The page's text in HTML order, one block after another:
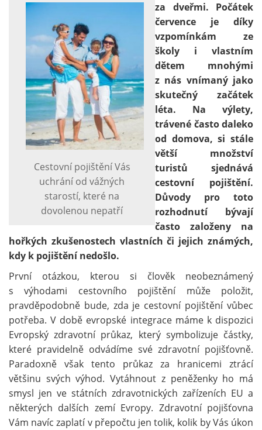
Cestovní pojištění Vás
uchrání od vážných
starostí, které na
dovolenou nepatří
za dveřmi. Počátek
července je díky
vzpomínkám ze
školy i vlastním
dětem mnohými
z nás vnímaný jako
skutečný začátek
léta. Na výlety,
trávené často daleko
od domova, si stále
větší množství
turistů sjednává
cestovní pojištění.
Důvody pro toto
rozhodnutí bývají
často založeny na
hořkých zkušenostech vlastních či jejich známých,
kdy k pojištění nedošlo.
První otázkou, kterou si člověk neobeznámený
s výhodami cestovního pojištění může položit,
pravděpodobně bude, zda je cestovní pojištění vůbec
potřeba. V době evropské integrace máme k dispozici
Evropský zdravotní průkaz, který symbolizuje částky,
které pravidelně odvádíme své zdravotní pojišťovně.
Paradoxně však tento průkaz za hranicemi ztrácí
většinu svých výhod. Vytáhnout z peněženky ho má
smysl jen ve státních zdravotnických zařízeních EU a
některých dalších zemí Evropy. Zdravotní pojišťovna
Vám navíc zaplatí v přepočtu jen tolik, kolik by Vás úkon